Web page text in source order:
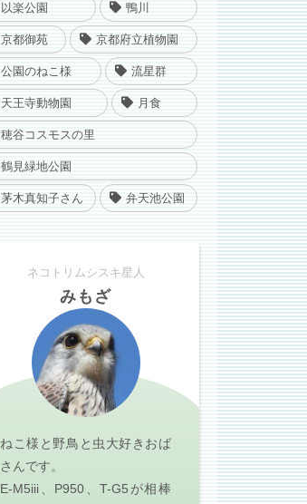
以楽公園 鴨川
京都御苑 京都府立植物園
公園のねこ様 流星群
天王寺動物園 月食
穂谷コスモスの里
鶴見緑地公園
茅木真知子さん 弁天池公園
ネコトリムシスキ星人
みもざ
ねこ様と野鳥と虫大好きおば
さんです。
E-M5iii、P950、T-G5が相棒